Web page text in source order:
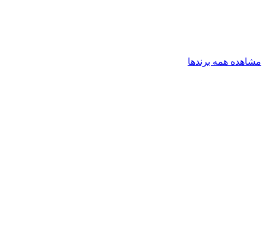
مشاهده همه برندها